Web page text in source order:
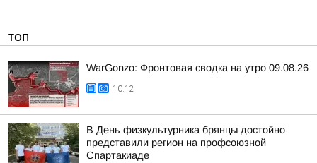
ТОП
WarGonzo: Фронтовая сводка на утро 09.08.26
10:12
В День физкультурника брянцы достойно
представили регион на профсоюзной
Спартакиаде